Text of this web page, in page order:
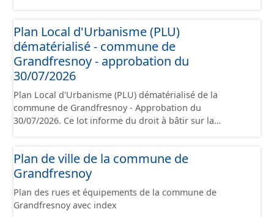
contient les pièces administratives, le rapport de
présentation, le PADD, le règlement (à l'exception des
plans de zonages), les annexes, les orientations
d'aménagement et les données géographiques. Malgré
l'attention portée à la création de ces données, il est
rappelé que seuls les documents papier font foi et sont
opposables d'un point de vue juridique.
Plan Local d'Urbanisme (PLU)
dématérialisé - commune de
Grandfresnoy - approbation du
30/07/2026
Plan Local d'Urbanisme (PLU) dématérialisé de la
commune de Grandfresnoy - Approbation du
30/07/2026. Ce lot informe du droit à bâtir sur la
du CNIG et contient les pièces administratives, le rapport
de présentation, le PADD, le règlement, les annexes, les
orientations d'aménagement et les données
géographiques. Malgré l'attention portée à la création
de ces données, il est rappelé que seuls les documents
Plan de ville de la commune de
Grandfresnoy
Plan des rues et équipements de la commune de
Grandfresnoy avec index